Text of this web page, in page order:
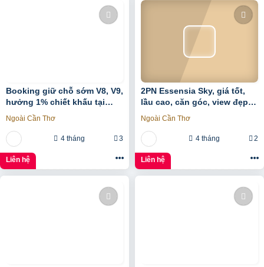
Booking giữ chỗ sớm V8, V9,
hưởng 1% chiết khấu tại
Sunshine Sky City để đón
đầu hạ tầng phát triển
Ngoài Cần Thơ
4 tháng 3
Liên hệ
2PN Essensia Sky, giá tốt,
lầu cao, căn góc, view đẹp
và thoáng giá chỉ 6 tỷ 780
chưa KPBTthích hợp
Ngoài Cần Thơ
4 tháng 2
Liên hệ